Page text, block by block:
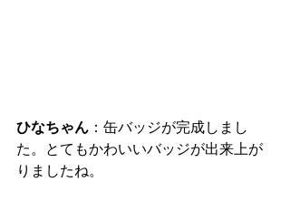
ひなちゃん ：缶バッジが完成しまし
た。とてもかわいいバッジが出来上が
りましたね。